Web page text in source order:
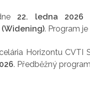
22. ledna 2026
. Program
Horizontu CVTI
. Předběžný